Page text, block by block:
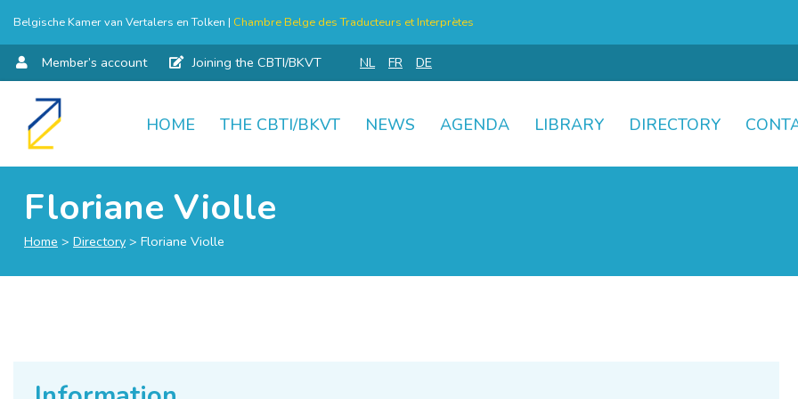
Belgische Kamer van Vertalers en Tolken | Chambre Belge des Traducteurs et Interprètes
Member’s account Joining the CBTI/BKVT NL FR DE
Skip
HOME THE CBTI/BKVT NEWS AGENDA LIBRARY DIRECTORY
Floriane Violle
Home > Directory > Floriane Violle